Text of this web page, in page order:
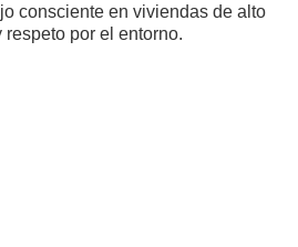
consciente en viviendas de alto
por el entorno.